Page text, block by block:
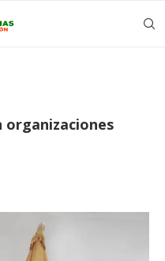
organizaciones